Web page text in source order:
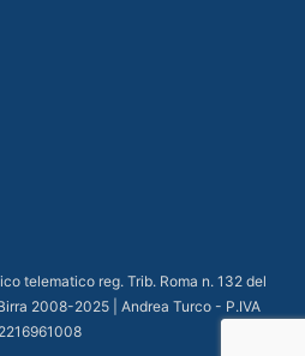
telematico reg. Trib. Roma n. 132 del
2008-2025 | Andrea Turco - P.IVA